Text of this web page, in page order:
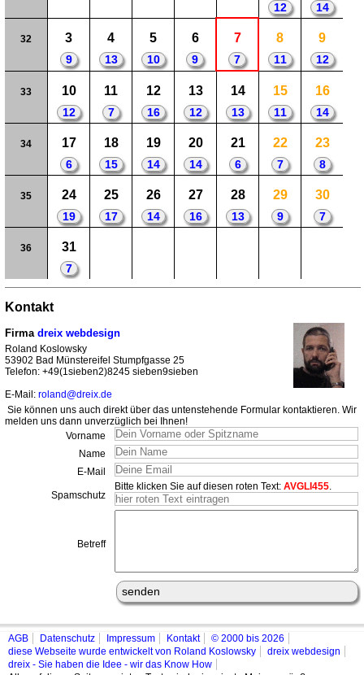
12 14
32 3
9
4
13
5
10
6
9
7
7
8
11
9
12
33 10
12
11
7
12
16
13
12
14
13
15
11
16
14
34 17
6
18
15
19
14
20
14
21
6
22
7
23
8
35 24
19
25
17
26
14
27
16
28
13
29
9
30
7
36 31
7
Kontakt
Firma dreix webdesign
Roland Koslowsky
53902 Bad Münstereifel Stumpfgasse 25
Telefon: +49(1sieben2)8245 sieben9sieben
E-Mail: roland@dreix.de
Sie können uns auch direkt über das untenstehende Formular kontaktieren. Wir
melden uns dann unverzüglich bei Ihnen!
Vorname
Name
E-Mail
Spamschutz
Bitte klicken Sie auf diesen roten Text: AVGLI455.
Betreff
AGB Datenschutz Impressum Kontakt
© 2000 bis 2026
diese Webseite wurde entwickelt von Roland Koslowsky
dreix webdesign
dreix - Sie haben die Idee - wir das Know How